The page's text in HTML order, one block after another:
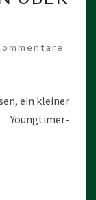
ein kleiner